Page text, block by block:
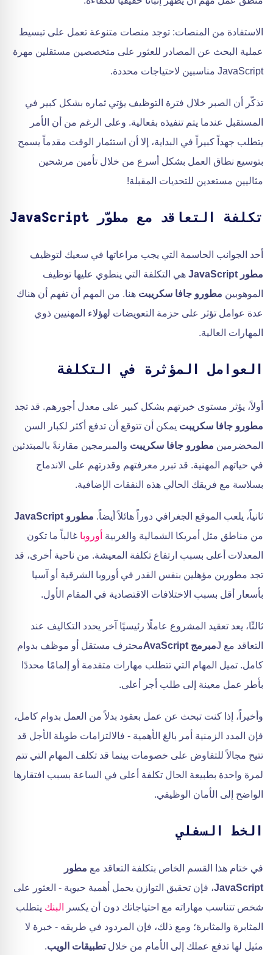
الاستفادة من المنصات: توجد منصات متنوعة تعمل على تبسيط
عملية البحث عن المصادر للعثور على متخصصين مستقلين مهرة
JavaScript مناسبين لاحتياجات محددة.
تذكّر أن الصبر خلال فترة التوظيف يؤتي ثماره بشكل كبير في
المستقبل عندما يتم تنفيذه بفعالية. وعلى الرغم من أن الأمر
يتطلب جهداً كبيراً في البداية، إلا أن استثمار الوقت مقدماً يسمح
بتوسيع نطاق العمل بشكل أسرع من خلال تأمين مرشحين
مثاليين مستعدين للتحديات المقبلة!
تكلفة التعاقد مع مطوّر JavaScript
أحد الجوانب الحاسمة التي يجب مراعاتها في سعيك لتوظيف
مطور JavaScript
هي التكلفة التي ينطوي عليها توظيف
الموهوبين مطورو جافا سكريبت هنا. من المهم أن تفهم أن هناك
عدة عوامل تؤثر على حزمة التعويضات لهؤلاء المهنيين ذوي
المهارات العالية.
العوامل المؤثرة في التكلفة
أولاً، يؤثر مستوى خبرتهم بشكل كبير على معدل أجورهم. قد تجد
مطورو جافا سكريبت يمكن أن تتوقع أن تدفع أكثر لكبار السن
المخضرمين مطورو جافا سكريبت والمبرمجين مقارنةً بالمبتدئين
في حياتهم المهنية. قد تبرر معرفتهم وقدرتهم على الاندماج
بسلاسة مع فريقك الحالي هذه النفقات الإضافية.
ثانياً، يلعب الموقع الجغرافي دوراً هائلاً أيضاً. مطورو JavaScript
من مناطق مثل أمريكا الشمالية والغربية أوروبا غالباً ما تكون
المعدلات أعلى بسبب ارتفاع تكلفة المعيشة. من ناحية أخرى، قد
تجد مطورين مؤهلين بنفس القدر في أوروبا الشرقية أو آسيا
بأسعار أقل بسبب الاختلافات الاقتصادية في المقام الأول.
ثالثًا، يعد تعقيد المشروع عاملًا رئيسيًا آخر يحدد التكاليف عند
التعاقد مع J
مبرمج AvaScript
محترف مستقل أو موظف بدوام
كامل. تميل المهام التي تتطلب مهارات متقدمة أو إلمامًا محددًا
بأطر عمل معينة إلى طلب أجر أعلى.
وأخيراً، إذا كنت تبحث عن عمل بعقود بدلاً من العمل بدوام كامل،
فإن المدد الزمنية أمر بالغ الأهمية - فالالتزامات طويلة الأجل قد
تتيح مجالاً للتفاوض على خصومات بينما قد تكلف المهام التي تتم
لمرة واحدة بطبيعة الحال تكلفة أعلى في الساعة بسبب افتقارها
الواضح إلى الأمان الوظيفي.
الخط السفلي
في ختام هذا القسم الخاص بتكلفة التعاقد مع مطور
JavaScript، فإن تحقيق التوازن يحمل أهمية حيوية - العثور على
شخص تتناسب مهاراته مع احتياجاتك دون أن يكسر
البنك يتطلب
المثابرة والمثابرة؛ ومع ذلك، فإن المردود في طريقه - خبرة لا
مثيل لها تدفع عملك إلى الأمام من خلالتطبيقات الويب.